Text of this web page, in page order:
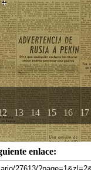
13 14 15 16 17
enlace: